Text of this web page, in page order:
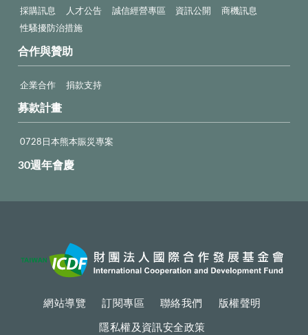
採購訊息 人才公告 誠信經營專區 資訊公開
商機訊息
性騷擾防治措施
合作與贊助
企業合作 捐款支持
募款計畫
0728日本熊本賑災專案
30週年會慶
網站導覽 訂閱專區 聯絡我們 版權聲明
隱私權及資訊安全政策